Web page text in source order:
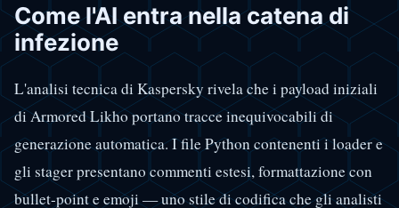
Come l'AI entra nella catena di
infezione
L'analisi tecnica di Kaspersky rivela che i payload iniziali
di Armored Likho portano tracce inequivocabili di
generazione automatica. I file Python contenenti i loader e
gli stager presentano commenti estesi, formattazione con
bullet-point e emoji — uno stile di codifica che gli analisti